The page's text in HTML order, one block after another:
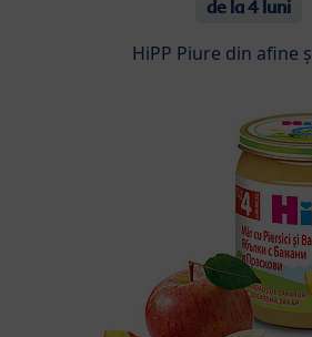
de la 4 luni
HiPP Piure din afine